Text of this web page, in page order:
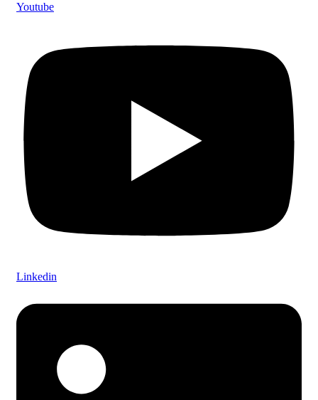
Youtube
Linkedin